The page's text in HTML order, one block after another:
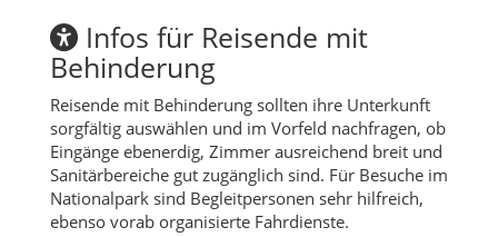
Infos für Reisende mit
Behinderung
Reisende mit Behinderung sollten ihre Unterkunft
sorgfältig auswählen und im Vorfeld nachfragen, ob
Eingänge ebenerdig, Zimmer ausreichend breit und
Sanitärbereiche gut zugänglich sind. Für Besuche im
Nationalpark sind Begleitpersonen sehr hilfreich,
ebenso vorab organisierte Fahrdienste.